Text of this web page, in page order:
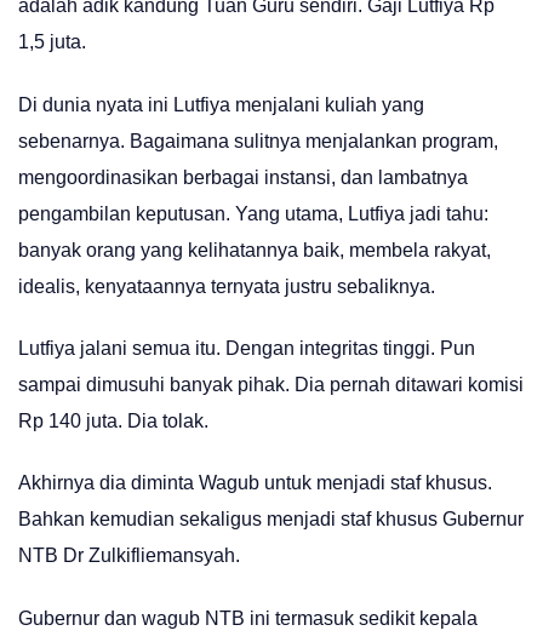
adalah adik kandung Tuan Guru sendiri. Gaji Lutfiya Rp
1,5 juta.
Di dunia nyata ini Lutfiya menjalani kuliah yang
sebenarnya. Bagaimana sulitnya menjalankan program,
mengoordinasikan berbagai instansi, dan lambatnya
pengambilan keputusan. Yang utama, Lutfiya jadi tahu:
banyak orang yang kelihatannya baik, membela rakyat,
idealis, kenyataannya ternyata justru sebaliknya.
Lutfiya jalani semua itu. Dengan integritas tinggi. Pun
sampai dimusuhi banyak pihak. Dia pernah ditawari komisi
Rp 140 juta. Dia tolak.
Akhirnya dia diminta Wagub untuk menjadi staf khusus.
Bahkan kemudian sekaligus menjadi staf khusus Gubernur
NTB Dr Zulkifliemansyah.
Gubernur dan wagub NTB ini termasuk sedikit kepala